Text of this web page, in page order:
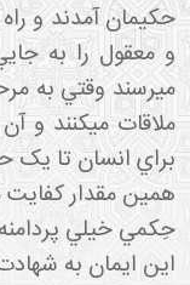
حکيمان آمدند و
و معقول را به
مي رسند وقتي به
ملاقات مي کنند و
براي انسان تا يک
همين مقدار کفايت
حِکمي خيلي
اين ايمان به